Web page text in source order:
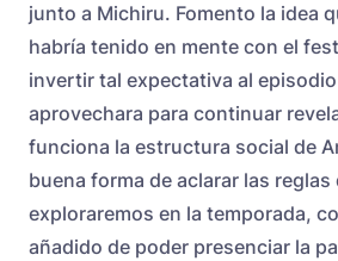
junto a Michiru. Fomento la idea
habría tenido en mente con el
invertir tal expectativa al
aprovechara para continuar
funciona la estructura social de
buena forma de aclarar las
exploraremos en la temporada,
añadido de poder presenciar la